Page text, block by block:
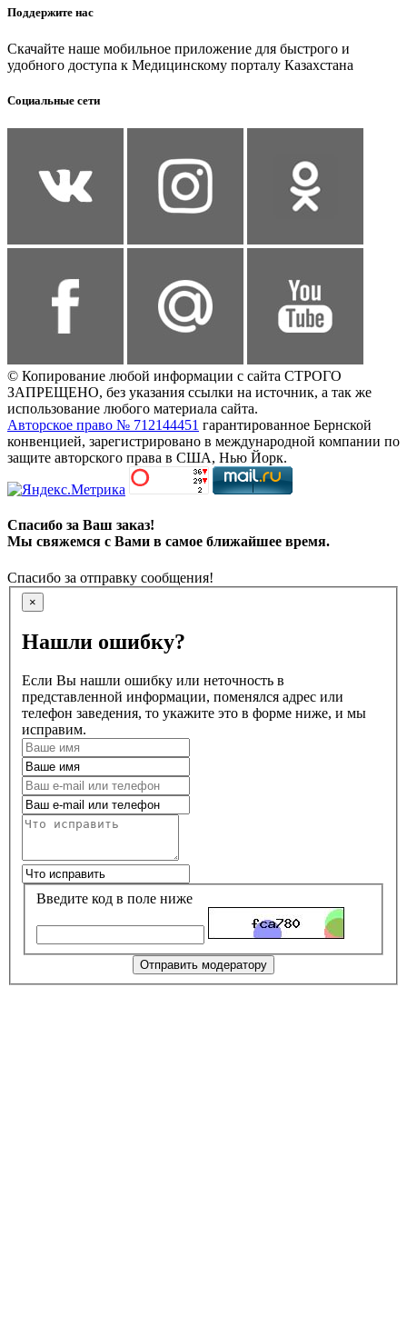
Поддержите нас
Скачайте наше мобильное приложение для быстрого и
удобного доступа к Медицинскому порталу Казахстана
Социальные сети
© Копирование любой информации с сайта СТРОГО
ЗАПРЕЩЕНО, без указания ссылки на источник, а так же
использование любого материала сайта.
Авторское право № 712144451 гарантированное Бернской
конвенцией, зарегистрировано в международной компании по
защите авторского права в США, Нью Йорк.
Спасибо за Ваш заказ!
Мы свяжемся с Вами в самое ближайшее время.
Спасибо за отправку сообщения!
×
Нашли ошибку?
Если Вы нашли ошибку или неточность в
представленной информации, поменялся адрес или
телефон заведения, то укажите это в форме ниже, и мы
исправим.
Введите код в поле ниже
Отправить модератору